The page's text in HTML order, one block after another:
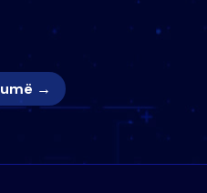
tij, moderatori
Nuk meritoj…
→